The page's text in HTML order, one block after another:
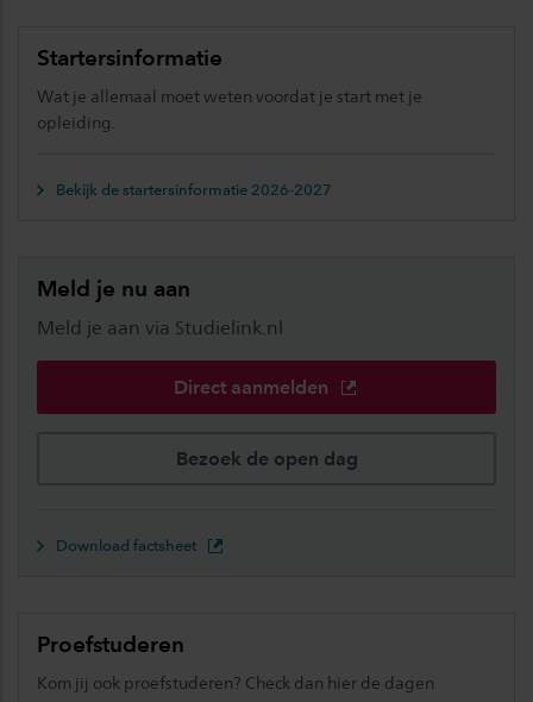
Startersinformatie
Wat je allemaal moet weten voordat je start met je
opleiding.
Bekijk de startersinformatie 2026-2027
Meld je nu aan
Meld je aan via Studielink.nl
Direct aanmelden
Bezoek de open dag
Download factsheet
Proefstuderen
Kom jij ook proefstuderen? Check dan hier de dagen